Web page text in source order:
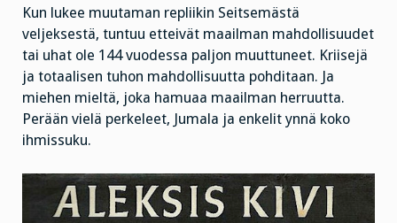
Kun lukee muutaman repliikin Seitsemästä
veljeksestä, tuntuu etteivät maailman mahdollisuudet
tai uhat ole 144 vuodessa paljon muuttuneet. Kriisejä
ja totaalisen tuhon mahdollisuutta pohditaan. Ja
miehen mieltä, joka hamuaa maailman herruutta.
Perään vielä perkeleet, Jumala ja enkelit ynnä koko
ihmissuku.